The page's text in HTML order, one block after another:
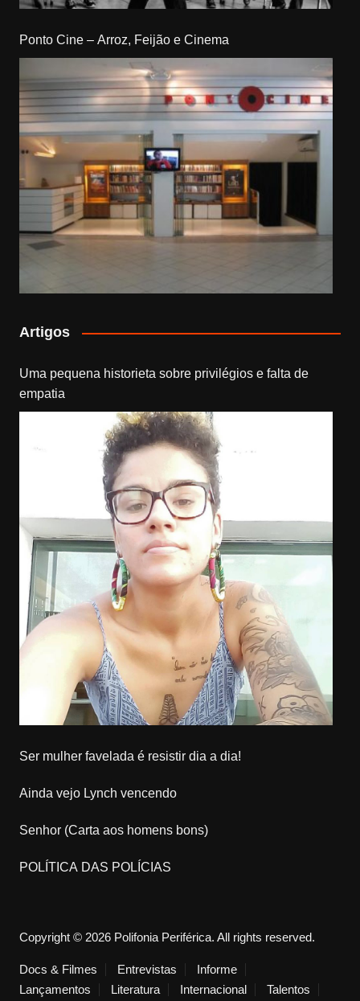
Ponto Cine – Arroz, Feijão e Cinema
Artigos
Uma pequena historieta sobre privilégios e falta de
empatia
Ser mulher favelada é resistir dia a dia!
Ainda vejo Lynch vencendo
Senhor (Carta aos homens bons)
POLÍTICA DAS POLÍCIAS
Copyright © 2026 Polifonia Periférica. All rights reserved.
Docs & Filmes Entrevistas
Informe
Lançamentos
Literatura Internacional Talentos